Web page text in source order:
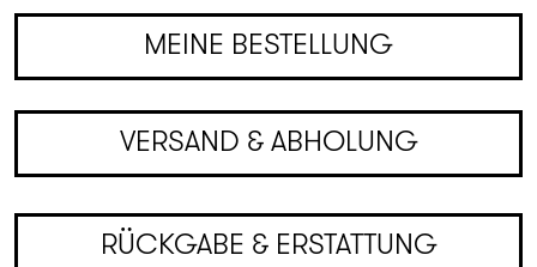
MEINE BESTELLUNG
VERSAND & ABHOLUNG
RÜCKGABE & ERSTATTUNG